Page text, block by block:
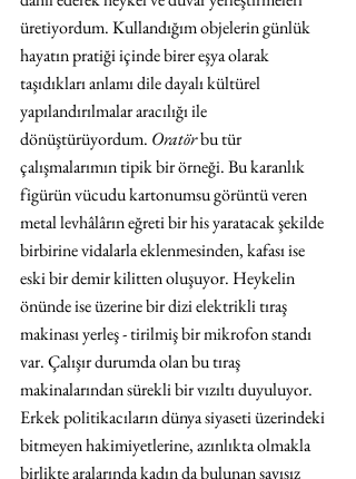
üretiyordum. Kullandığım objelerin günlük
hayatın pratiği içinde birer eşya olarak
taşıdıkları anlamı dile dayalı kültürel
yapılandırılmalar aracılığı ile
dönüştürüyordum. Oratör bu tür
çalışmalarımın tipik bir örneği. Bu karanlık
figürün vücudu kartonumsu görüntü veren
metal levhâlârın eğreti bir his yaratacak şekilde
birbirine vidalarla eklenmesinden, kafası ise
eski bir demir kilitten oluşuyor. Heykelin
önünde ise üzerine bir dizi elektrikli tıraş
makinası yerleş - tirilmiş bir mikrofon standı
var. Çalışır durumda olan bu tıraş
makinalarından sürekli bir vızıltı duyuluyor.
Erkek politikacıların dünya siyaseti üzerindeki
bitmeyen hakimiyetlerine, azınlıkta olmakla
birlikte aralarında kadın da bulunan sayısız